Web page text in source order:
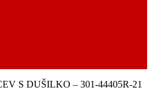
S DUŠILKO – 301-44405R-21